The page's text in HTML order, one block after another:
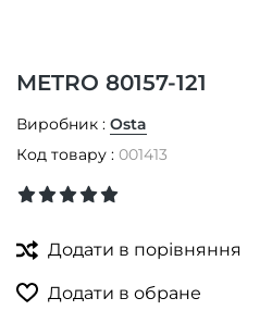
METRO 80157-121
Виробник : Osta
Код товару : 001413
Додати в порівняння
Додати в обране